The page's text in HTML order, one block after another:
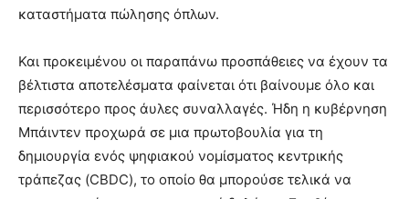
καταστήματα πώλησης όπλων.
Και προκειμένου οι παραπάνω προσπάθειες να έχουν τα
βέλτιστα αποτελέσματα φαίνεται ότι βαίνουμε όλο και
περισσότερο προς άυλες συναλλαγές. Ήδη η κυβέρνηση
Μπάιντεν προχωρά σε μια πρωτοβουλία για τη
δημιουργία ενός ψηφιακού νομίσματος κεντρικής
τράπεζας (CBDC), το οποίο θα μπορούσε τελικά να